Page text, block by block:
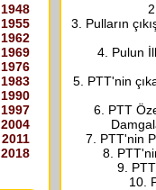
1948
1955
1962
1969
1976
1983
1990
1997
2004
2011
2018
3. Pulların
4. Pulun
5. PTT'nin
6. PTT
7. PTT'nin
8.
9.
10.